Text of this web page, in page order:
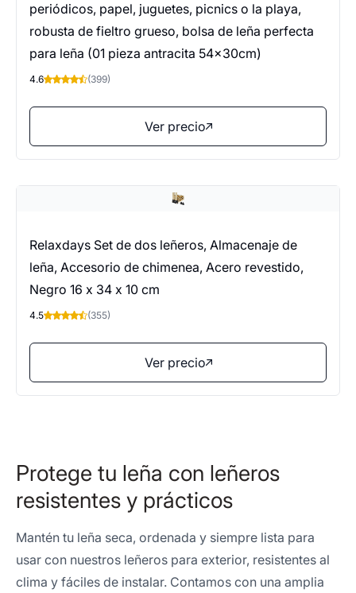
periódicos, papel, juguetes, picnics o la playa,
robusta de fieltro grueso, bolsa de leña perfecta
para leña (01 pieza antracita 54x30cm)
4.6 (399)
Ver precio
Relaxdays Set de dos leñeros, Almacenaje de
leña, Accesorio de chimenea, Acero revestido,
Negro 16 x 34 x 10 cm
4.5 (355)
Ver precio
Protege tu leña con leñeros
resistentes y prácticos
Mantén tu leña seca, ordenada y siempre lista para
usar con nuestros leñeros para exterior, resistentes al
clima y fáciles de instalar. Contamos con una amplia